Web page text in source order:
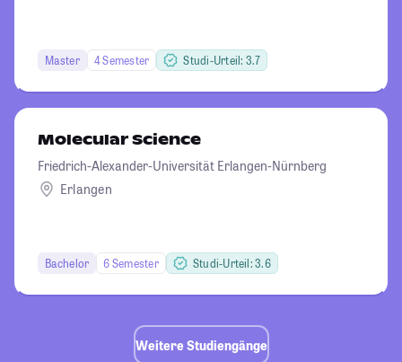
Master 4 Semester Studi-Urteil: 3.7
Molecular Science
Friedrich-Alexander-Universität Erlangen-Nürnberg
Erlangen
Bachelor 6 Semester Studi-Urteil: 3.6
Weitere Studiengänge